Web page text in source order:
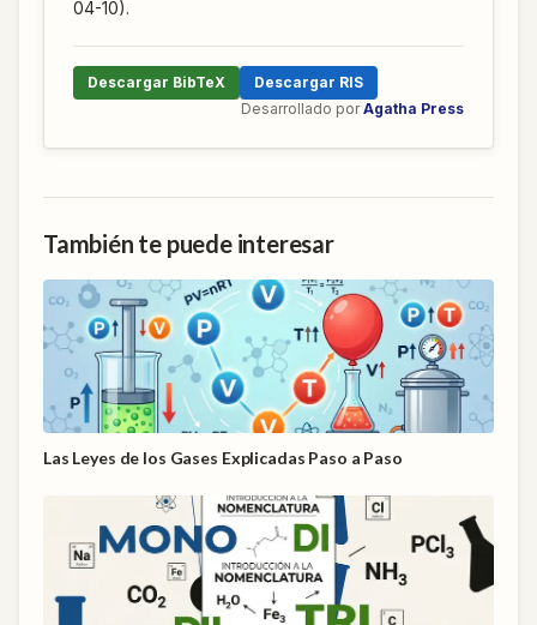
04-10).
Descargar BibTeX
Descargar RIS
Desarrollado por Agatha Press
También te puede interesar
Las Leyes de los Gases Explicadas Paso a Paso